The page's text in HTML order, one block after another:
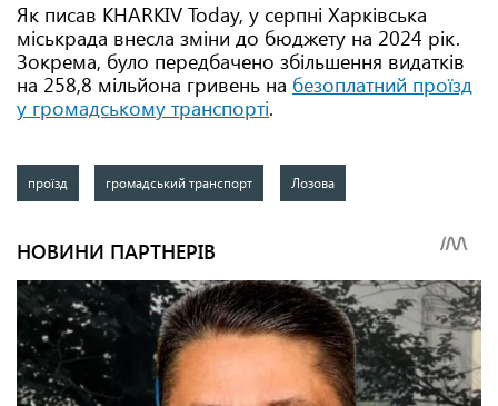
Як писав KHARKIV Today, у серпні Харківська
міськрада внесла зміни до бюджету на 2024 рік.
Зокрема, було передбачено збільшення видатків
на 258,8 мільйона гривень на безоплатний проїзд
у громадському транспорті.
проїзд громадський транспорт Лозова